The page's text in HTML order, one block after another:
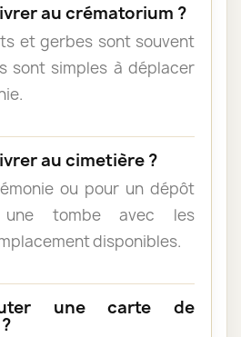
au crématorium ?
et gerbes sont souvent
sont simples à déplacer
au cimetière ?
ou pour un dépôt
tombe avec les
disponibles.
une carte de